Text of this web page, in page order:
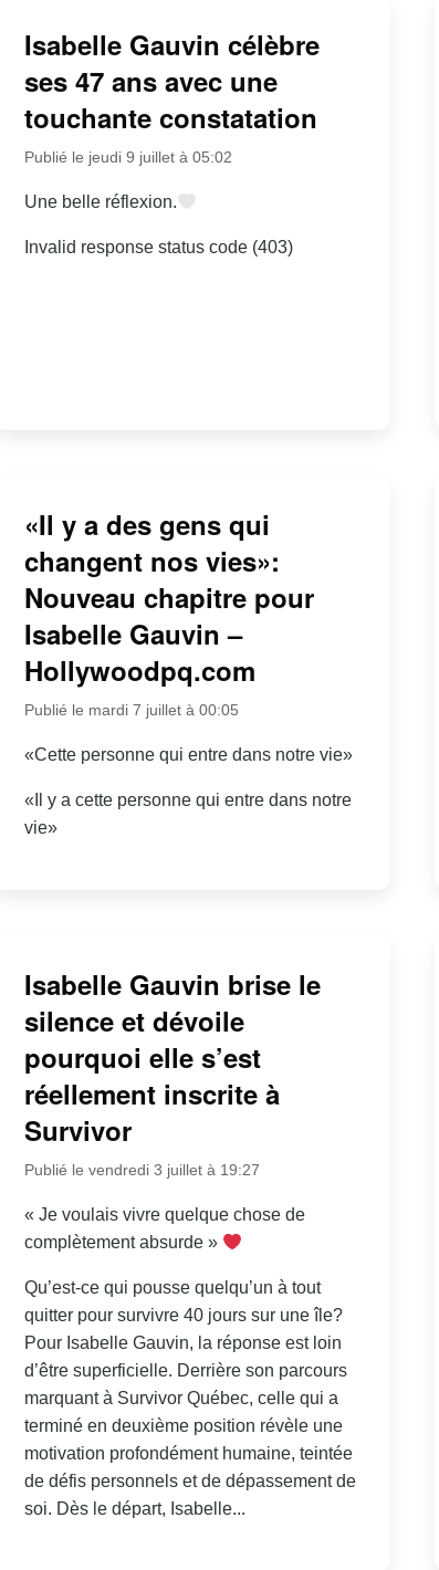
Isabelle Gauvin célèbre
ses 47 ans avec une
touchante constatation
Publié le jeudi 9 juillet à 05:02
Une belle réflexion.
Invalid response status code (403)
«Il y a des gens qui
changent nos vies»:
Nouveau chapitre pour
Isabelle Gauvin –
Hollywoodpq.com
Publié le mardi 7 juillet à 00:05
«Cette personne qui entre dans notre vie»
«Il y a cette personne qui entre dans notre
vie»
Isabelle Gauvin brise le
silence et dévoile
pourquoi elle s’est
réellement inscrite à
Survivor
Publié le vendredi 3 juillet à 19:27
« Je voulais vivre quelque chose de
complètement absurde »
Qu’est-ce qui pousse quelqu’un à tout
quitter pour survivre 40 jours sur une île?
Pour Isabelle Gauvin, la réponse est loin
d’être superficielle. Derrière son parcours
marquant à Survivor Québec, celle qui a
terminé en deuxième position révèle une
motivation profondément humaine, teintée
de défis personnels et de dépassement de
soi. Dès le départ, Isabelle...